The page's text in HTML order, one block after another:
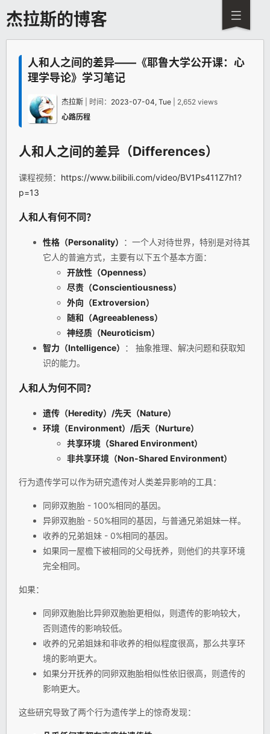
杰拉斯的博客
人和人之间的差异——《耶鲁大学公开课：心
理学导论》学习笔记
杰拉斯 | 时间： 2023-07-04, Tue | 2,652 views
心路历程
人和人之间的差异（Differences）
课程视频： https://www.bilibili.com/video/BV1Ps411Z7h1?
p=13
人和人有何不同？
性格（Personality）
：一个人对待世界，特别是对待其
它人的普遍方式，主要有以下五个基本方面：
开放性（Openness）
尽责（Conscientiousness）
外向（Extroversion）
随和（Agreeableness）
神经质（Neuroticism）
智力（Intelligence）
： 抽象推理、解决问题和获取知
识的能力。
人和人为何不同？
遗传（Heredity）/先天（Nature）
环境（Environment）/后天（Nurture）
共享环境（Shared Environment）
非共享环境（Non-Shared Environment）
行为遗传学可以作为研究遗传对人类差异影响的工具：
同卵双胞胎 - 100%相同的基因。
异卵双胞胎 - 50%相同的基因，与普通兄弟姐妹一样。
收养的兄弟姐妹 - 0%相同的基因。
如果同一屋檐下被相同的父母抚养，则他们的共享环境
完全相同。
如果：
同卵双胞胎比异卵双胞胎更相似，则遗传的影响较大，
否则遗传的影响较低。
收养的兄弟姐妹和非收养的相似程度很高，那么共享环
境的影响更大。
如果分开抚养的同卵双胞胎相似性依旧很高，则遗传的
影响更大。
这些研究导致了两个行为遗传学上的惊奇发现：